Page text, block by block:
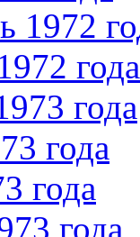
1972
года
года
года
года
года